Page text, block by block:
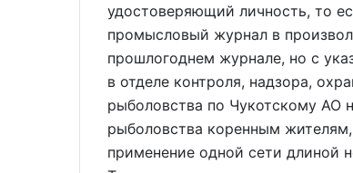
удостоверяющий личность, то
промысловый журнал в
прошлогоднем журнале, но с
в отделе контроля, надзора,
рыболовства по Чукотскому АО
рыболовства коренным
применение одной сети длиной